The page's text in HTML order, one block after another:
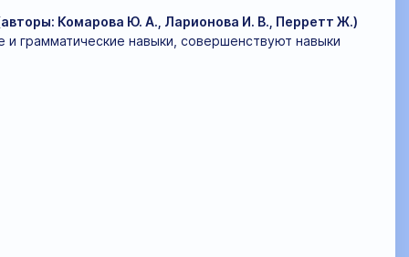
Комарова Ю. А., Ларионова И. В., Перретт Ж.)
грамматические навыки, совершенствуют навыки